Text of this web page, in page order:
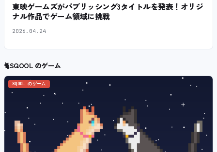
東映ゲームズがパブリッシング3タイトルを発表！オリジ
ナル作品でゲーム領域に挑戦
2026.04.24
🐈SQOOL のゲーム
SQOOL のゲーム